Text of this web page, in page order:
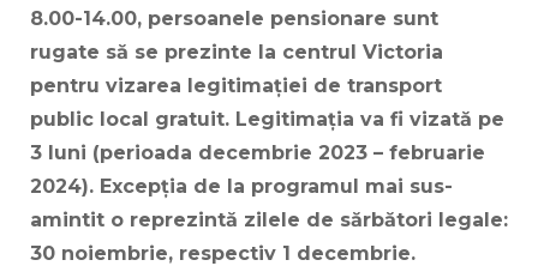
8.00-14.00, persoanele pensionare sunt
rugate să se prezinte la centrul Victoria
pentru vizarea legitimației de transport
public local gratuit. Legitimația va fi vizată pe
3 luni (perioada decembrie 2023 – februarie
2024). Excepția de la programul mai sus-
amintit o reprezintă zilele de sărbători legale:
30 noiembrie, respectiv 1 decembrie.